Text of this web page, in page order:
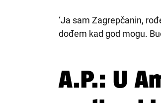
‘Ja sam Zagrepčanin,
dođem kad god mogu.
A.P.: U